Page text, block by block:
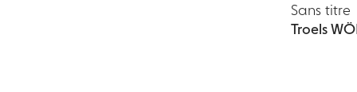
Sans titre
Troels